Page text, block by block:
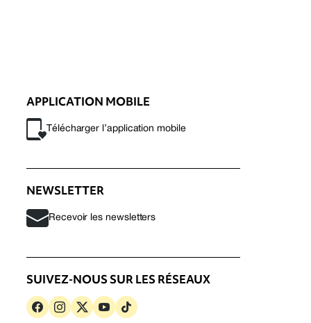
APPLICATION MOBILE
Télécharger l’application mobile
NEWSLETTER
Recevoir les newsletters
SUIVEZ-NOUS SUR LES RÉSEAUX